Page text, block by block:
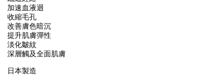
加速血液迴
收縮毛孔
改善膚色暗沉
提升肌膚彈性
淡化皺紋
深層觸及全面肌膚
日本製造